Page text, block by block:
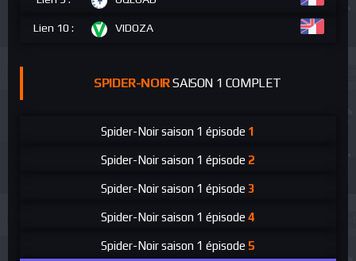
Lien 10 : VIDOZA
SPIDER-NOIRSAISON 1 COMPLET
Spider-Noirsaison 1 épisode 1
Spider-Noirsaison 1 épisode 2
Spider-Noirsaison 1 épisode 3
Spider-Noirsaison 1 épisode 4
Spider-Noirsaison 1 épisode 5